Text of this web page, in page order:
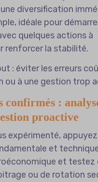
diversification
idéale pour
quelques actions à
renforcer la stabilité.
: éviter les erreurs
ou à une gestion trop
confirmés :
proactive
expérimenté,
et
et testez
ou de rotation